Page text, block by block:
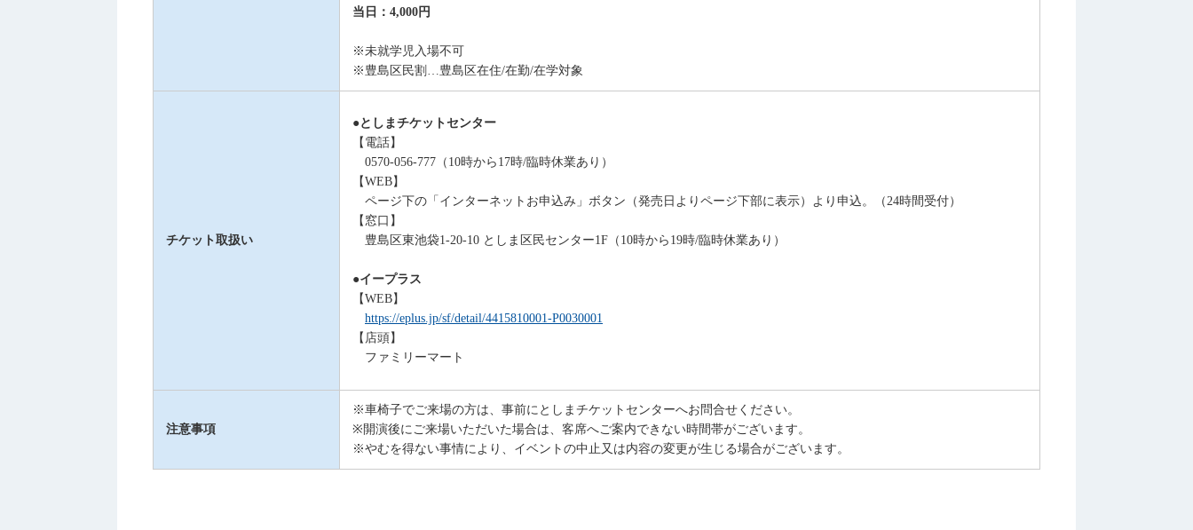
当日：4,000円
※未就学児入場不可
※豊島区民割…豊島区在住/在勤/在学対象
チケット取扱い
●としまチケットセンター
【電話】
0570-056-777（10時から17時/臨時休業あり）
【WEB】
ページ下の「インターネットお申込み」ボタン（発売日よりページ下部に表示）より申込。（24時間受付）
【窓口】
豊島区東池袋1-20-10 としま区民センター1F（10時から19時/臨時休業あり）
●イープラス
【WEB】
https://eplus.jp/sf/detail/4415810001-P0030001
【店頭】
ファミリーマート
注意事項
※車椅子でご来場の方は、事前にとしまチケットセンターへお問合せください。
※開演後にご来場いただいた場合は、客席へご案内できない時間帯がございます。
※やむを得ない事情により、イベントの中止又は内容の変更が生じる場合がございます。